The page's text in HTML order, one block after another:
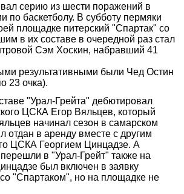
серию из шести поражений в
по баскетболу. В субботу пермяки
площадке питерский "Спартак" со
в их составе в очередной раз стал
Сэм Хоскин, набравший 41
результативными были Чед Остин
23 очка).
"Урал-Грейта" дебютировал
ЦСКА Егор Вяльцев, который
начинал сезон в самарском
отдан в аренду вместе с другим
ЦСКА Георгием Цинцадзе. А
в "Урал-Грейт" также на
был включен в заявку
"Спартаком", но на площадке не